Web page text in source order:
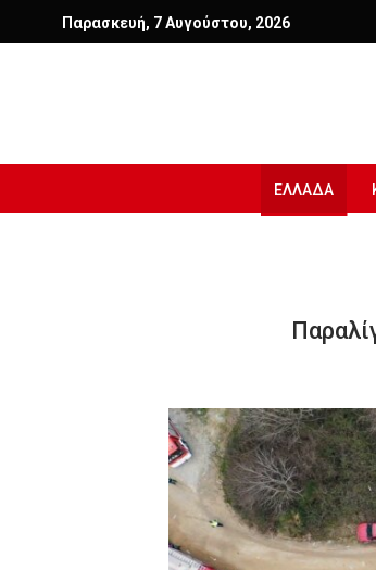
Παρασκευή, 7 Αυγούστου, 2026
ΕΛΛΑΔΑ